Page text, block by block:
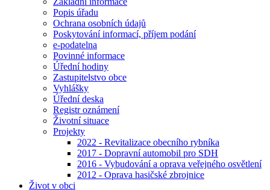
Popis úřadu
Ochrana osobních údajů
Poskytování informací, příjem podání
e-podatelna
Povinné informace
Úřední hodiny
Zastupitelstvo obce
Vyhlášky
Úřední deska
Registr oznámení
Životní situace
Projekty
2022 - Revitalizace obecního rybníka
2017 - Dopravní automobil pro SDH
2016 - Vybudování a oprava veřejného osvětlení
2012 - Oprava hasičské zbrojnice
Život v obci